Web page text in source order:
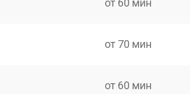
от 60 мин
от 70 мин
от 60 мин